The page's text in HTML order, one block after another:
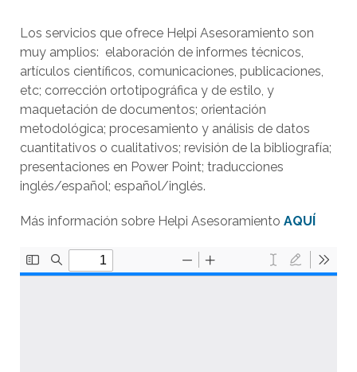
Los servicios que ofrece Helpi Asesoramiento son
muy amplios: elaboración de informes técnicos,
artículos científicos, comunicaciones, publicaciones,
etc; corrección ortotipográfica y de estilo, y
maquetación de documentos; orientación
metodológica; procesamiento y análisis de datos
cuantitativos o cualitativos; revisión de la bibliografía;
presentaciones en Power Point; traducciones
inglés/español; español/inglés.
Más información sobre Helpi Asesoramiento AQUÍ